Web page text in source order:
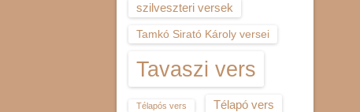
szilveszteri versek
Tamkó Sirató Károly versei
Tavaszi vers
Télapós vers Télapó vers